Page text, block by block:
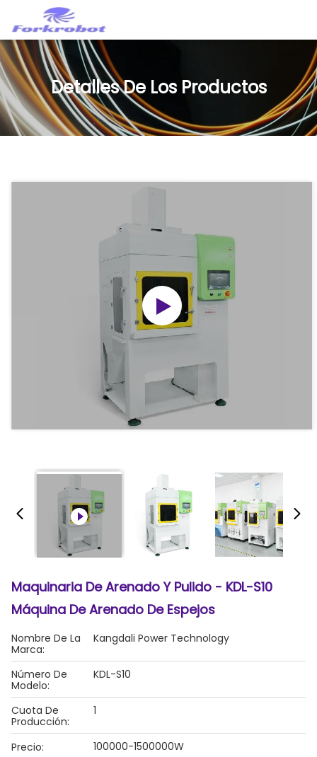
Detalles De Los Productos
Maquinaria De Arenado Y Pulido - KDL-S10
Máquina De Arenado De Espejos
Nombre De La
Marca:
Kangdali Power Technology
Número De
Modelo:
KDL-S10
Cuota De
Producción:
1
Precio:
100000-1500000W